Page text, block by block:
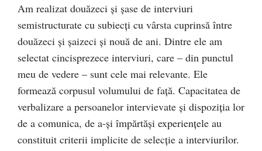
Am realizat douăzeci și șase de interviuri
semistructurate cu subiecți cu vârsta cuprinsă între
douăzeci și șaizeci și nouă de ani. Dintre ele am
selectat cincisprezece interviuri, care – din punctul
meu de vedere – sunt cele mai relevante. Ele
formează corpusul volumului de față. Capacitatea de
verbalizare a persoanelor intervievate și dispoziția lor
de a comunica, de a-și împărtăși experiențele au
constituit criterii implicite de selecție a interviurilor.